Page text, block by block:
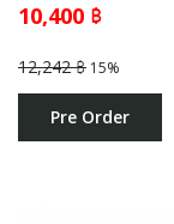
10,400 ฿
12,242 ฿ 15%
Pre Order